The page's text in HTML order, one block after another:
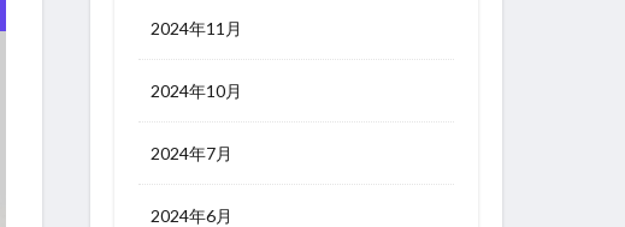
2024年11月
2024年10月
2024年7月
2024年6月